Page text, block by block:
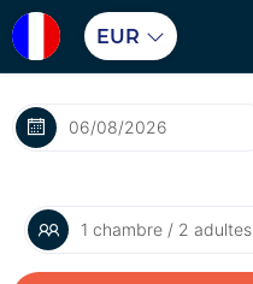
EUR
1 chambre / 2 adultes